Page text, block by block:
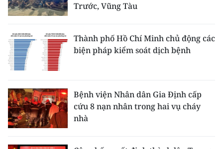
Trước, Vũng Tàu
Thành phố Hồ Chí Minh chủ động các
biện pháp kiểm soát dịch bệnh
Bệnh viện Nhân dân Gia Định cấp
cứu 8 nạn nhân trong hai vụ cháy
nhà